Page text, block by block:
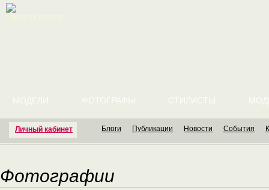
Личный кабинет
МОДЕЛИ ФОТОГРАФЫ СТИЛИСТЫ
Блоги Публикации Новости События
Фотографии